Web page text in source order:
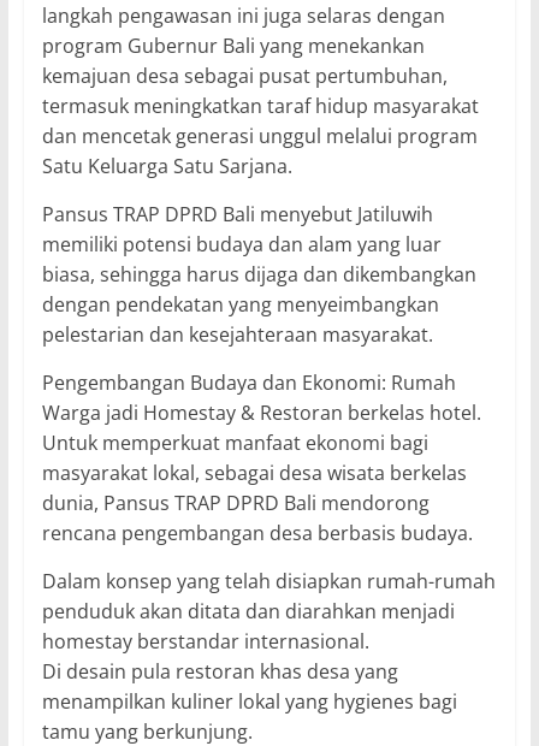
langkah pengawasan ini juga selaras dengan
program Gubernur Bali yang menekankan
kemajuan desa sebagai pusat pertumbuhan,
termasuk meningkatkan taraf hidup masyarakat
dan mencetak generasi unggul melalui program
Satu Keluarga Satu Sarjana.
Pansus TRAP DPRD Bali menyebut Jatiluwih
memiliki potensi budaya dan alam yang luar
biasa, sehingga harus dijaga dan dikembangkan
dengan pendekatan yang menyeimbangkan
pelestarian dan kesejahteraan masyarakat.
Pengembangan Budaya dan Ekonomi: Rumah
Warga jadi Homestay & Restoran berkelas hotel.
Untuk memperkuat manfaat ekonomi bagi
masyarakat lokal, sebagai desa wisata berkelas
dunia, Pansus TRAP DPRD Bali mendorong
rencana pengembangan desa berbasis budaya.
Dalam konsep yang telah disiapkan rumah-rumah
penduduk akan ditata dan diarahkan menjadi
homestay berstandar internasional.
Di desain pula restoran khas desa yang
menampilkan kuliner lokal yang hygienes bagi
tamu yang berkunjung.